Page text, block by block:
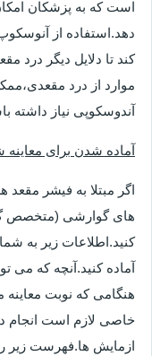
است که به پزشکان
دهد.استفاده از
کند تا دلایل دیگر درد
موارد از درد
آندوسکوپی نیاز داشته
آماده شدن برای
اگر مبتلا به فیشر
های گوارشی (متخصص
کنید.اطلاعات زیر به
آماده کنید.آنچه که می
هنگامی که نوبت معاینه
خاصی لازم است انجام
ازمایش ها.فهرست زیر